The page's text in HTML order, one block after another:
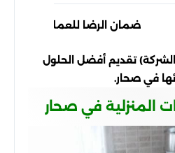
ضمان الرضا للعملاء
تقديم أفضل الحلول
في صحار.
المنزلية في صحار